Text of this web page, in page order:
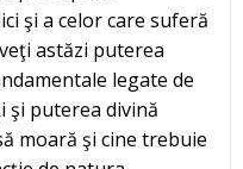
şi a celor care suferă
astăzi puterea
legate de
şi puterea divină
moară şi cine trebuie